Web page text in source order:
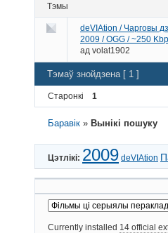
Тэмы
deVIAtion / Чарговы
2009 / OGG / ~250
ад volat1902
Тэмаў знойдзена [ 1 ]
Старонкі 1
Баравік » Вынікі пошуку
Цэтлікі: 2009 deVIAtion
Currently installed 14 official